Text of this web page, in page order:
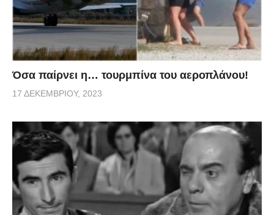
Όσα παίρνει η… τουρμπίνα του αεροπλάνου!
17 ΔΕΚΕΜΒΡΊΟΥ, 2023